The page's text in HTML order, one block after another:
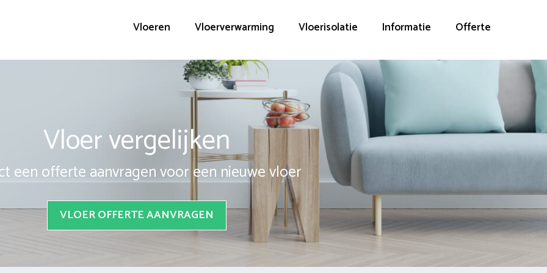
Vloeren Vloerverwarming Vloerisolatie Informatie Offerte
Vloer vergelijken
een offerte aanvragen voor een nieuwe vloer
VLOER OFFERTE AANVRAGEN